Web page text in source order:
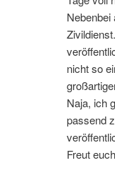
nicht so
Naja, ich
passend
Freut